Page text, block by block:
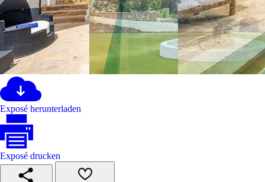
Exposé herunterladen
Exposé drucken